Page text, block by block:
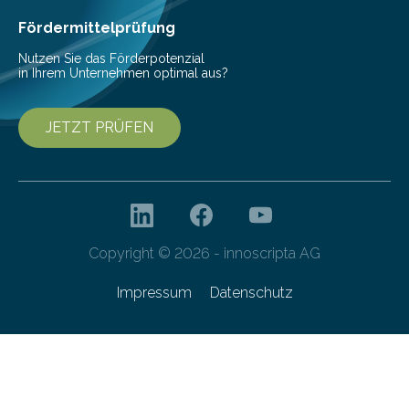
Fördermittelprüfung
Nutzen Sie das Förderpotenzial
in Ihrem Unternehmen optimal aus?
JETZT PRÜFEN
Copyright © 2026 - innoscripta AG
Impressum Datenschutz